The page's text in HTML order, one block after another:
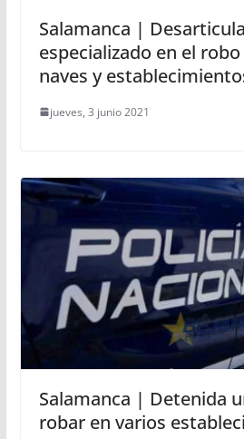
Salamanca |
especializado en el
naves y
jueves, 3 junio 2021
Salamanca | Detenida
robar en varios